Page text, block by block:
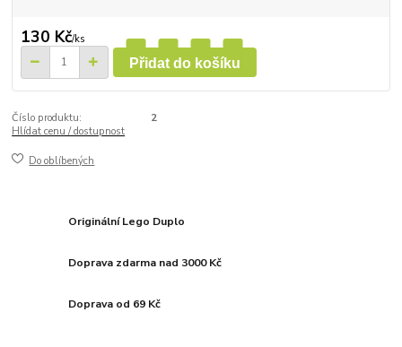
130 Kč/ks
Přidat do košíku
Číslo produktu:
2
Hlídat cenu / dostupnost
Do oblíbených
Originální Lego Duplo
Doprava zdarma nad 3000 Kč
Doprava od 69 Kč